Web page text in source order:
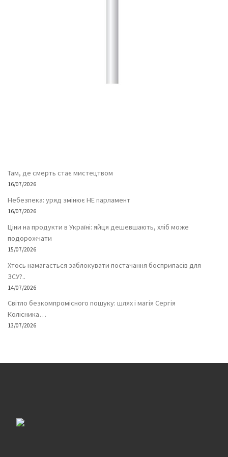
Там, де смерть стає мистецтвом
16/07/2026
Небезпека: уряд змінює НЕ парламент
16/07/2026
Ціни на продукти в Україні: яйця дешевшають, хліб може
подорожчати
15/07/2026
Хтось намагається заблокувати постачання боєприпасів для
ЗСУ?..
14/07/2026
Світло безкомпромісного пошуку: шлях і магія Сергія
Колісника…
13/07/2026